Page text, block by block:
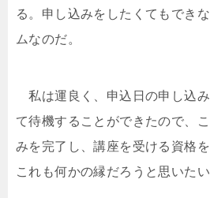
る。申し込みをしたくてもでき
ムなのだ。
私は運良く、申込日の申し込
て待機することができたので、
みを完了し、講座を受ける資格
これも何かの縁だろうと思いたい